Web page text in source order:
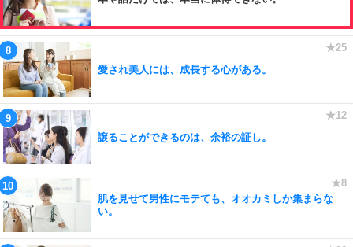
愛され美人には、成長する心がある。
譲ることができるのは、余裕の証し。
肌を見せて男性にモテても、オオカミしか集まらな
い。